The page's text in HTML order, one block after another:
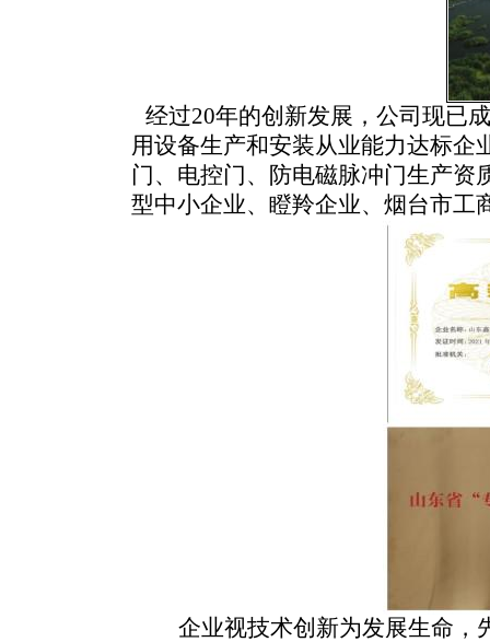
经过20年的创新发展，公司现已
用设备生产和安装从业能力达标企
门、电控门、防电磁脉冲门生产资
型中小企业、 瞪羚企业、烟台市工
企业视技术创新为发展生命，